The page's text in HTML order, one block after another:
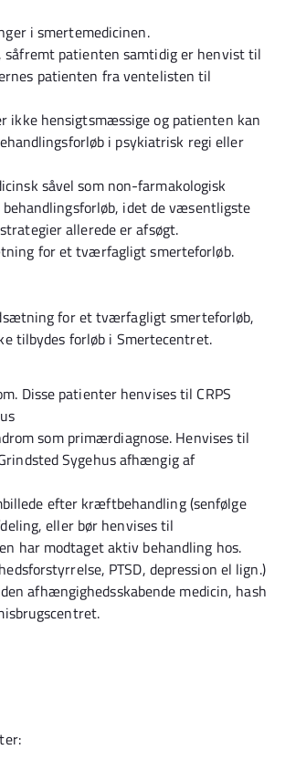
i smertemedicinen.
patienten samtidig er henvist til
patienten fra ventelisten til
ikke hensigtsmæssige og patienten kan
i psykiatrisk regi eller
såvel som non-farmakologisk
idet de væsentligste
allerede er afsøgt.
for et tværfagligt smerteforløb.
for et tværfagligt smerteforløb,
tilbydes forløb i Smertecentret.
Disse patienter henvises til CRPS
som primærdiagnose. Henvises til
Sygehus afhængig af
efter kræftbehandling (senfølge
eller bør henvises til
har modtaget aktiv behandling hos.
PTSD, depression el lign.)
afhængighedsskabende medicin, hash